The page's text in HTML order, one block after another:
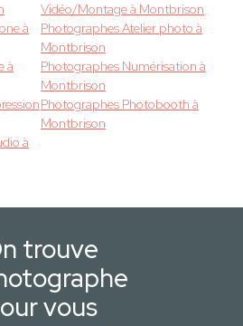
Vidéo/Montage à Montbrison
à
Photographes Atelier photo à
Montbrison
à
Photographes Numérisation à
Montbrison
Photographes Photobooth à
Montbrison
à
trouve
vous